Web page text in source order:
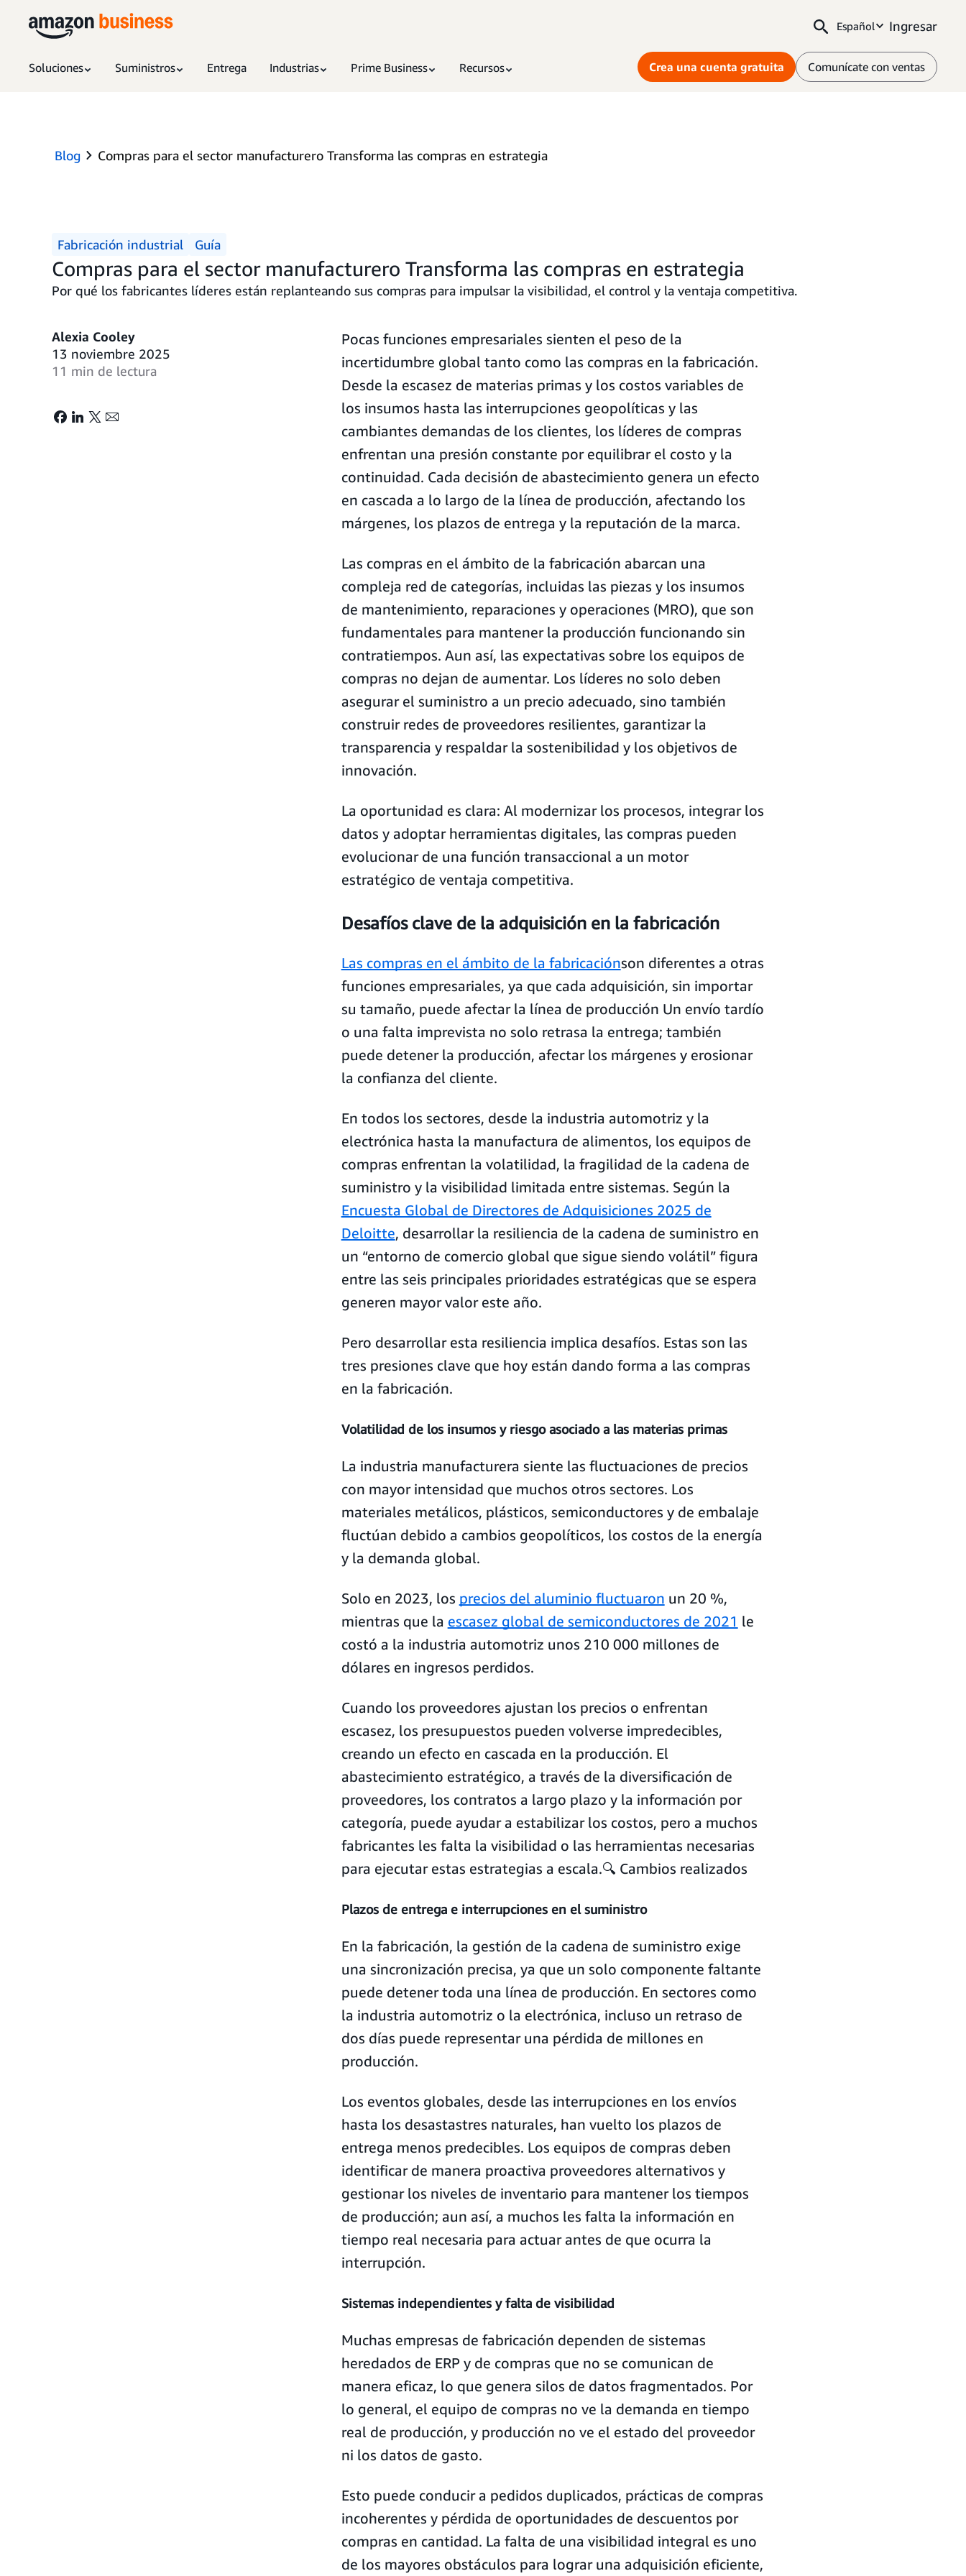
Español Ingresar
Soluciones Suministros Entrega Industrias Prime Business Recursos Crea una cuenta gratuita Comunícate con ventas
Blog Compras para el sector manufacturero Transforma las compras en estrategia
Fabricación industrial Guía
Compras para el sector manufacturero Transforma las compras en estrategia
Por qué los fabricantes líderes están replanteando sus compras para impulsar la visibilidad, el control y la ventaja competitiva.
Alexia Cooley
13 noviembre 2025
11 min de lectura
Pocas funciones empresariales sienten el peso de la
incertidumbre global tanto como las compras en la fabricación.
Desde la escasez de materias primas y los costos variables de
los insumos hasta las interrupciones geopolíticas y las
cambiantes demandas de los clientes, los líderes de compras
enfrentan una presión constante por equilibrar el costo y la
continuidad. Cada decisión de abastecimiento genera un efecto
en cascada a lo largo de la línea de producción, afectando los
márgenes, los plazos de entrega y la reputación de la marca.
Las compras en el ámbito de la fabricación abarcan una
compleja red de categorías, incluidas las piezas y los insumos
de mantenimiento, reparaciones y operaciones (MRO), que son
fundamentales para mantener la producción funcionando sin
contratiempos. Aun así, las expectativas sobre los equipos de
compras no dejan de aumentar. Los líderes no solo deben
asegurar el suministro a un precio adecuado, sino también
construir redes de proveedores resilientes, garantizar la
transparencia y respaldar la sostenibilidad y los objetivos de
innovación.
La oportunidad es clara: Al modernizar los procesos, integrar los
datos y adoptar herramientas digitales, las compras pueden
evolucionar de una función transaccional a un motor
estratégico de ventaja competitiva.
Desafíos clave de la adquisición en la fabricación
Las compras en el ámbito de la fabricaciónson diferentes a otras
funciones empresariales, ya que cada adquisición, sin importar
su tamaño, puede afectar la línea de producción Un envío tardío
o una falta imprevista no solo retrasa la entrega; también
puede detener la producción, afectar los márgenes y erosionar
la confianza del cliente.
En todos los sectores, desde la industria automotriz y la
electrónica hasta la manufactura de alimentos, los equipos de
compras enfrentan la volatilidad, la fragilidad de la cadena de
suministro y la visibilidad limitada entre sistemas. Según la
Encuesta Global de Directores de Adquisiciones 2025 de
Deloitte, desarrollar la resiliencia de la cadena de suministro en
un “entorno de comercio global que sigue siendo volátil” figura
entre las seis principales prioridades estratégicas que se espera
generen mayor valor este año.
Pero desarrollar esta resiliencia implica desafíos. Estas son las
tres presiones clave que hoy están dando forma a las compras
en la fabricación.
Volatilidad de los insumos y riesgo asociado a las materias primas
La industria manufacturera siente las fluctuaciones de precios
con mayor intensidad que muchos otros sectores. Los
materiales metálicos, plásticos, semiconductores y de embalaje
fluctúan debido a cambios geopolíticos, los costos de la energía
y la demanda global.
Solo en 2023, los precios del aluminio fluctuaron un 20 %,
mientras que la escasez global de semiconductores de 2021 le
costó a la industria automotriz unos 210 000 millones de
dólares en ingresos perdidos.
Cuando los proveedores ajustan los precios o enfrentan
escasez, los presupuestos pueden volverse impredecibles,
creando un efecto en cascada en la producción. El
abastecimiento estratégico, a través de la diversificación de
proveedores, los contratos a largo plazo y la información por
categoría, puede ayudar a estabilizar los costos, pero a muchos
fabricantes les falta la visibilidad o las herramientas necesarias
para ejecutar estas estrategias a escala.🔍 Cambios realizados
Plazos de entrega e interrupciones en el suministro
En la fabricación, la gestión de la cadena de suministro exige
una sincronización precisa, ya que un solo componente faltante
puede detener toda una línea de producción. En sectores como
la industria automotriz o la electrónica, incluso un retraso de
dos días puede representar una pérdida de millones en
producción.
Los eventos globales, desde las interrupciones en los envíos
hasta los desastastres naturales, han vuelto los plazos de
entrega menos predecibles. Los equipos de compras deben
identificar de manera proactiva proveedores alternativos y
gestionar los niveles de inventario para mantener los tiempos
de producción; aun así, a muchos les falta la información en
tiempo real necesaria para actuar antes de que ocurra la
interrupción.
Sistemas independientes y falta de visibilidad
Muchas empresas de fabricación dependen de sistemas
heredados de ERP y de compras que no se comunican de
manera eficaz, lo que genera silos de datos fragmentados. Por
lo general, el equipo de compras no ve la demanda en tiempo
real de producción, y producción no ve el estado del proveedor
ni los datos de gasto.
Esto puede conducir a pedidos duplicados, prácticas de compras
incoherentes y pérdida de oportunidades de descuentos por
compras en cantidad. La falta de una visibilidad integral es uno
de los mayores obstáculos para lograr una adquisición eficiente,